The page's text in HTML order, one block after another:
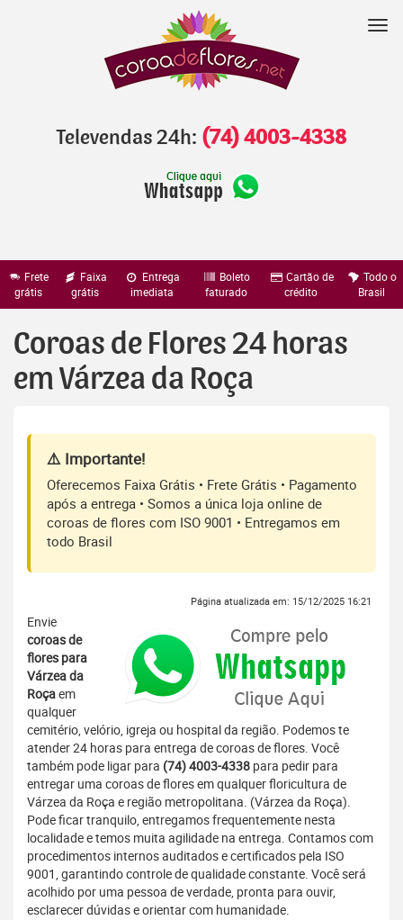
Televendas 24h: (74) 4003-4338
Frete
grátis
Faixa
grátis
Entrega
imediata
Boleto
faturado
Cartão de
crédito
Todo o
Brasil
Coroas de Flores 24 horas
em Várzea da Roça
⚠️ Importante!
Oferecemos Faixa Grátis • Frete Grátis • Pagamento
após a entrega • Somos a única loja online de
coroas de flores com ISO 9001 • Entregamos em
todo Brasil
Página atualizada em: 15/12/2025 16:21
Envie
coroas de
flores para
Várzea da
Roçaem
qualquer
cemitério, velório, igreja ou hospital da região. Podemos te
atender 24 horas para entrega de coroas de flores. Você
também pode ligar para (74) 4003-4338 para pedir para
entregar uma coroas de flores em qualquer floricultura de
Várzea da Roça e região metropolitana. (Várzea da Roça).
Pode ficar tranquilo, entregamos frequentemente nesta
localidade e temos muita agilidade na entrega. Contamos com
procedimentos internos auditados e certificados pela ISO
9001, garantindo controle de qualidade constante. Você será
acolhido por uma pessoa de verdade, pronta para ouvir,
esclarecer dúvidas e orientar com humanidade.